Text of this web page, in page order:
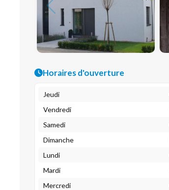
Horaires d'ouverture
Jeudi
Vendredi
Samedi
Dimanche
Lundi
Mardi
Mercredi